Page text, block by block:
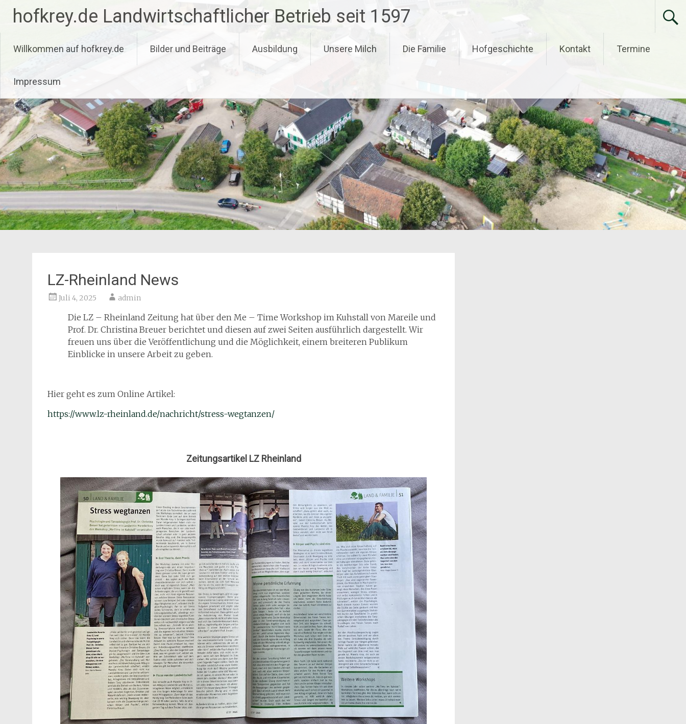
Zum
Inhalt
springen
hofkrey.de Landwirtschaftlicher Betrieb seit 1597
Willkommen auf hofkrey.de Bilder und Beiträge Ausbildung Unsere Milch Die Familie Hofgeschichte Kontakt Termine
Impressum
LZ-Rheinland News
Juli 4, 2025 admin
Die LZ – Rheinland Zeitung hat über den Me – Time Workshop im Kuhstall von Mareile und
Prof. Dr. Christina Breuer berichtet und diesen auf zwei Seiten ausführlich dargestellt. Wir
freuen uns über die Veröffentlichung und die Möglichkeit, einem breiteren Publikum
Einblicke in unsere Arbeit zu geben.
Hier geht es zum Online Artikel:
https://www.lz-rheinland.de/nachricht/stress-wegtanzen/
Zeitungsartikel LZ Rheinland